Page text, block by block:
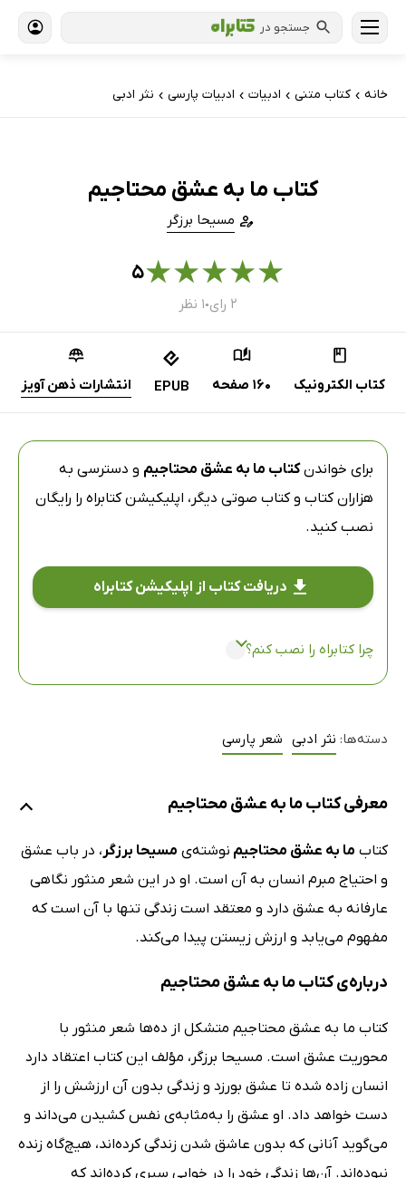
جستجو در
خانه › کتاب‌ متنی › ادبیات › ادبیات پارسی › نثر ادبی
کتاب ما به عشق محتاجیم
مسیحا برزگر
★
★
★
★
★۵
۲ رای ● ۱ نظر
کتاب الکترونیک 160 صفحه EPUB انتشارات ذهن آویز
برای خواندنکتاب ما به عشق محتاجیم و دسترسی به
هزاران کتاب و کتاب صوتی دیگر، اپلیکیشن کتابراه را رایگان
نصب کنید.
دریافت کتاب از اپلیکیشن کتابراه
چرا کتابراه را نصب کنم؟
دسته‌ها: نثر ادبی شعر پارسی
معرفی کتاب ما به عشق محتاجیم
کتاب ما به عشق محتاجیم نوشته‌ی مسیحا برزگر، در باب عشق
و احتیاج مبرم انسان به آن است. او در این شعر منثور نگاهی
عارفانه به عشق دارد و معتقد است زندگی تنها با آن است که
مفهوم می‌یابد و ارزش زیستن پیدا می‌کند.
درباره‌ی کتاب ما به عشق محتاجیم
کتاب ما به عشق محتاجیم متشکل از ده‌ها شعر منثور با
محوریت عشق است. مسیحا برزگر، مؤلف این کتاب اعتقاد دارد
انسان زاده شده تا عشق بورزد و زندگی بدون آن ارزشش را از
دست خواهد داد. او عشق را به‌مثابه‌ی نفس کشیدن می‌داند و
می‌گوید آنانی که بدون عاشق شدن زندگی کرده‌اند، هیچ‌گاه زنده
نبوده‌اند. آن‌ها زندگی خود را در خوابی سپری کرده‌اند که